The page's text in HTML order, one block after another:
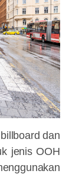
dan
jenis OOH